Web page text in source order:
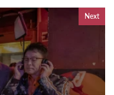
Next